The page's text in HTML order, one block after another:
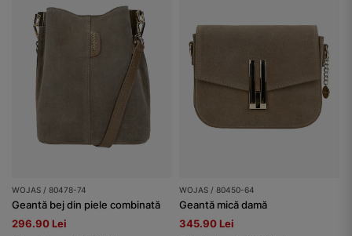
WOJAS / 80478-74
Geantă bej din piele combinată
296.90 Lei
WOJAS / 80450-64
Geantă mică damă
345.90 Lei